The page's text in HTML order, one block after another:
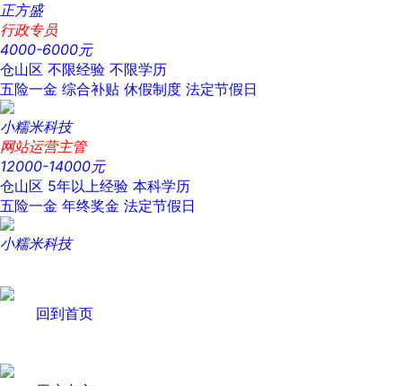
正方盛
行政专员
4000-6000元
仓山区 不限经验 不限学历
五险一金 综合补贴 休假制度 法定节假日
小糯米科技
网站运营主管
12000-14000元
仓山区 5年以上经验 本科学历
五险一金 年终奖金 法定节假日
小糯米科技
回到首页